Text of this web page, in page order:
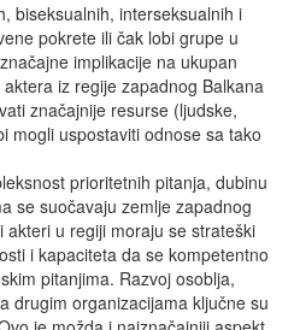
biseksualnih, interseksualnih i
pokrete ili čak lobi grupe u
implikacije na ukupan
iz regije zapadnog Balkana
značajnije resurse (ljudske,
mogli uspostaviti odnose sa tako
prioritetnih pitanja, dubinu
se suočavaju zemlje zapadnog
akteri u regiji moraju se strateški
i kapaciteta da se kompetentno
pitanjima. Razvoj osoblja,
drugim organizacijama ključne su